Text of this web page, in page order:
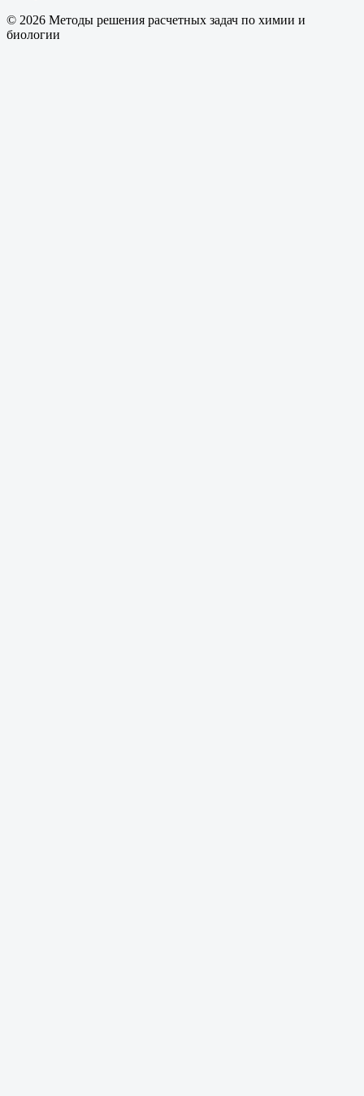
© 2026 Методы решения расчетных задач по химии и
биологии